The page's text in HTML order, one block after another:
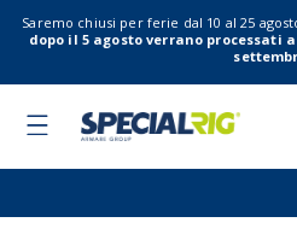
Saremo chiusi per ferie dal 10 al 25
dopo il 5 agosto verrano
Toggle